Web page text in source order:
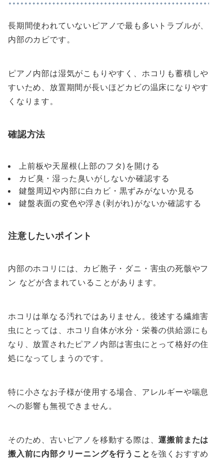
長期間使われていないピアノで最も多いトラブルが、
内部のカビです。
ピアノ内部は湿気がこもりやすく、ホコリも蓄積しや
すいため、放置期間が長いほどカビの温床になりやす
くなります。
確認方法
上前板や天屋根(上部のフタ)を開ける
カビ臭・湿った臭いがしないか確認する
鍵盤周辺や内部に白カビ・黒ずみがないか見る
鍵盤表面の変色や浮き(剥がれ)がないか確認する
注意したいポイント
内部のホコリには、カビ胞子・ダニ・害虫の死骸やフ
ン などが含まれていることがあります。
ホコリは単なる汚れではありません。後述する繊維害
虫にとっては、ホコリ自体が水分・栄養の供給源にも
なり、放置されたピアノ内部は害虫にとって格好の住
処になってしまうのです。
特に小さなお子様が使用する場合、アレルギーや喘息
への影響も無視できません。
そのため、古いピアノを移動する際は、運搬前または
搬入前に内部クリーニングを行うこと を強くおすすめ